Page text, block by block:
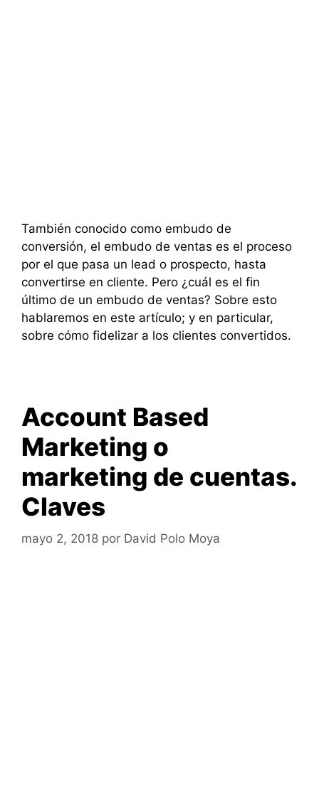
También conocido como embudo de
conversión, el embudo de ventas es el proceso
por el que pasa un lead o prospecto, hasta
convertirse en cliente. Pero ¿cuál es el fin
último de un embudo de ventas? Sobre esto
hablaremos en este artículo; y en particular,
sobre cómo fidelizar a los clientes convertidos.
Account Based
Marketing o
marketing de cuentas.
Claves
mayo 2, 2018 por David Polo Moya